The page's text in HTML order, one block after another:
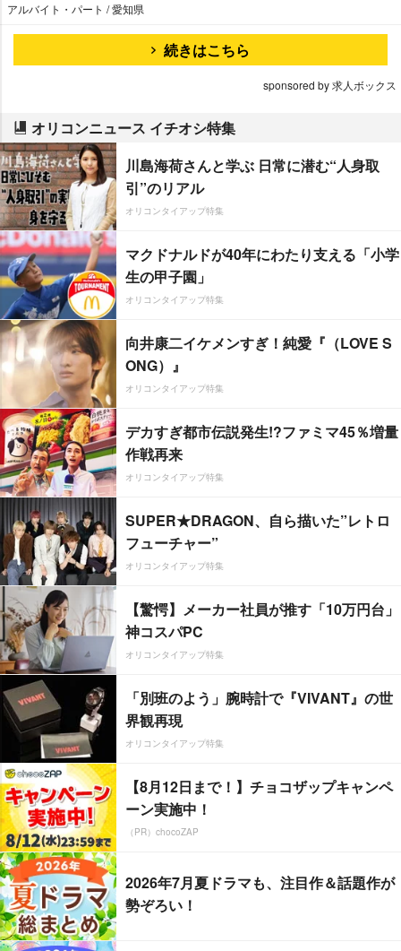
アルバイト・パート / 愛知県
続きはこちら
sponsored by 求人ボックス
オリコンニュース イチオシ特集
川島海荷さんと学ぶ 日常に潜む“人身取
引”のリアル
オリコンタイアップ特集
マクドナルドが40年にわたり支える「小学
生の甲子園」
オリコンタイアップ特集
向井康二イケメンすぎ！純愛『（LOVE S
ONG）』
オリコンタイアップ特集
デカすぎ都市伝説発生!?ファミマ45％増量
作戦再来
オリコンタイアップ特集
SUPER★DRAGON、自ら描いた”レトロ
フューチャー”
オリコンタイアップ特集
【驚愕】メーカー社員が推す「10万円台」
神コスパPC
オリコンタイアップ特集
「別班のよう」腕時計で『VIVANT』の世
界観再現
オリコンタイアップ特集
【8月12日まで！】チョコザップキャンペ
ーン実施中！
（PR）chocoZAP
2026年7月夏ドラマも、注目作＆話題作が
勢ぞろい！